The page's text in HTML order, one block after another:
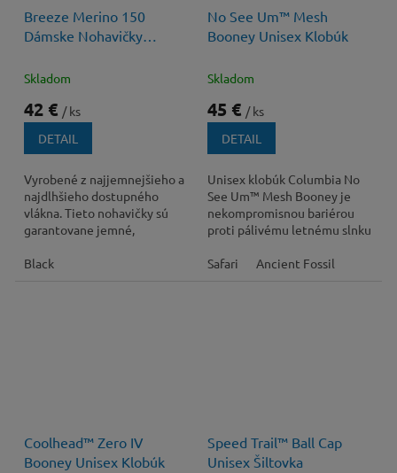
Breeze Merino 150
Dámske Nohavičky
Skladom
42 € / ks
DETAIL
Vyrobené z najjemnejšieho a
najdlhšieho dostupného
vlákna. Tieto nohavičky sú
garantovane jemné,
šetrné k tej...
Black
No See Um™ Mesh
Booney Unisex Klobúk
Skladom
45 € / ks
DETAIL
Unisex klobúk Columbia No
See Um™ Mesh Booney je
nekompromisnou bariérou
proti pálivému letnému slnku
navrhnutý pre maximálny...
Safari Ancient Fossil
Coolhead™ Zero IV
Booney Unisex Klobúk
Speed Trail™ Ball Cap
Unisex Šiltovka